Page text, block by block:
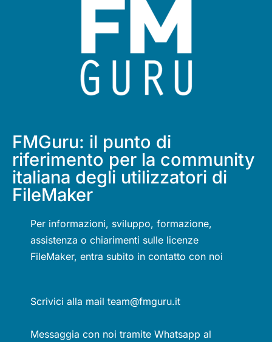
FMGuru: il punto di
riferimento per la community
italiana degli utilizzatori di
FileMaker
Per informazioni, sviluppo, formazione,
assistenza o chiarimenti sulle licenze
FileMaker, entra subito in contatto con noi
Scrivici alla mail team@fmguru.it
Messaggia con noi tramite Whatsapp al